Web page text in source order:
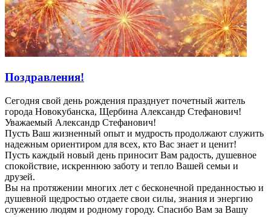
Поздравления!
Сегодня свой день рождения празднует почетный житель
города Новокубанска, Щербина Александр Стефанович!
Уважаемый Александр Стефанович!
Пусть Ваш жизненный опыт и мудрость продолжают служить
надежным ориентиром для всех, кто Вас знает и ценит!
Пусть каждый новый день приносит Вам радость, душевное
спокойствие, искреннюю заботу и тепло Вашей семьи и
друзей.
Вы на протяжении многих лет с бесконечной преданностью и
душевной щедростью отдаете свои силы, знания и энергию
служению людям и родному городу. Спасибо Вам за Вашу